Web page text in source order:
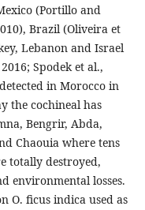
(Portillo and
Brazil (Oliveira et
Lebanon and Israel
Spodek et al.,
in Morocco in
the cochineal has
Bengrir, Abda,
Chaouia where tens
totally destroyed,
environmental losses.
O. ﬁcus indica used as